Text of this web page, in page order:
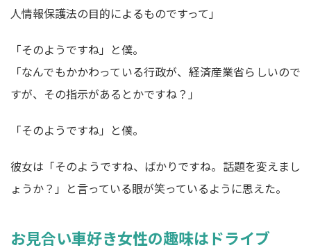
人情報保護法の目的によるものですって」
「そのようですね」と僕。
「なんでもかかわっている行政が、経済産業省らしいので
すが、その指示があるとかですね？」
「そのようですね」と僕。
彼女は「そのようですね、ばかりですね。話題を変えまし
ょうか？」と言っている眼が笑っているように思えた。
お見合い車好き女性の趣味はドライブ